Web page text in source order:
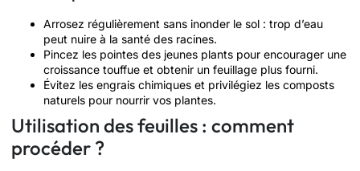
Arrosez régulièrement sans inonder le sol : trop d’eau
peut nuire à la santé des racines.
Pincez les pointes des jeunes plants pour encourager une
croissance touffue et obtenir un feuillage plus fourni.
Évitez les engrais chimiques et privilégiez les composts
naturels pour nourrir vos plantes.
Utilisation des feuilles : comment
procéder ?